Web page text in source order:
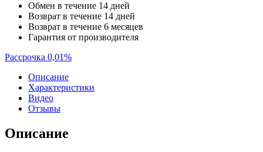
Обмен в течение 14 дней
Возврат в течение 14 дней
Возврат в течение 6 месяцев
Гарантия от производителя
Рассрочка 0,01%
Описание
Характеристики
Видео
Отзывы
Описание